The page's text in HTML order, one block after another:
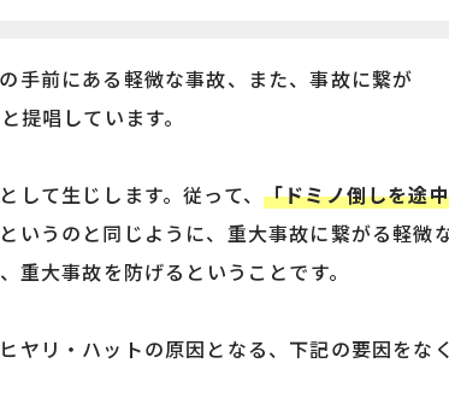
手前にある軽微な事故、また、事故に繋が
提唱しています。
して生じします。従って、「ドミノ倒しを途中
というのと同じように、重大事故に繋がる軽微
大事故を防げるということです。
ヤリ・ハットの原因となる、下記の要因をなく